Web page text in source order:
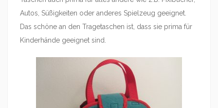
Autos, Süßigkeiten oder anderes Spielzeug geeignet.
Das schöne an den Tragetaschen ist, dass sie prima für
Kinderhände geeignet sind.